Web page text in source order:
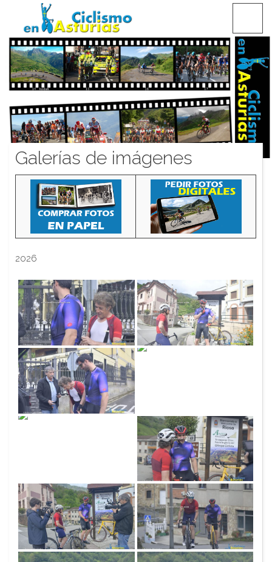
CICLISMO EN ASTURIAS
Galerías de imágenes
2026